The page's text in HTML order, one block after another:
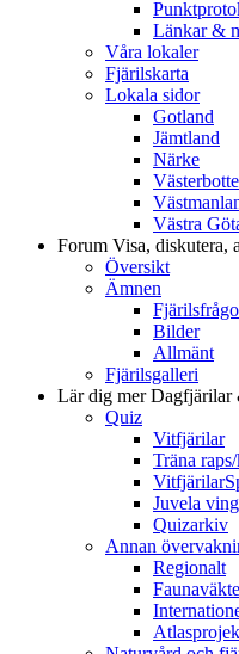
Länkar &
Våra lokaler
Fjärilskarta
Lokala sidor
Gotland
Jämtland
Närke
Västra
Forum Visa, diskutera,
Översikt
Ämnen
Bilder
Allmänt
Fjärilsgalleri
Lär dig merDagfjärilar
Quiz
Vitfjärilar
Träna
Juvela
Quizarkiv
Annan
Regionalt